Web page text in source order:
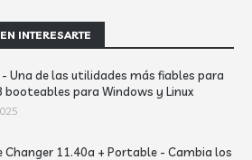
INTERESARTE
- Una de las utilidades más fiables para
booteables para Windows y Linux
11.40a + Portable - Cambia los